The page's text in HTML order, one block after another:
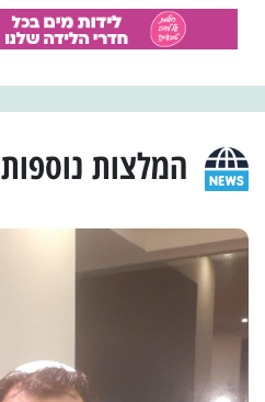
המלצות נוספות